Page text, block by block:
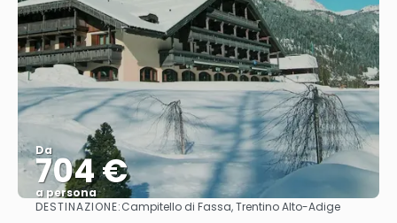
Da
704 €
a persona
Vedere
DESTINAZIONE:Campitello di Fassa, Trentino Alto-Adige